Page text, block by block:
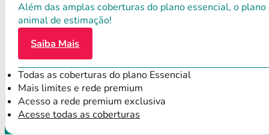
Além das amplas coberturas do plano essencial, o
animal de estimação!
Saiba Mais
Todas as coberturas do plano Essencial
Mais limites e rede premium
Acesso a rede premium exclusiva
Acesse todas as coberturas